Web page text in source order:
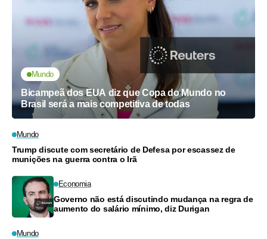
Mundo
Bicampeã dos EUA diz que Copa do Mundo no
Brasil será a mais competitiva de todas
Mundo
Trump discute com secretário de Defesa por escassez de
munições na guerra contra o Irã
Economia
Governo não está discutindo mudança na regra de
aumento do salário mínimo, diz Durigan
Mundo